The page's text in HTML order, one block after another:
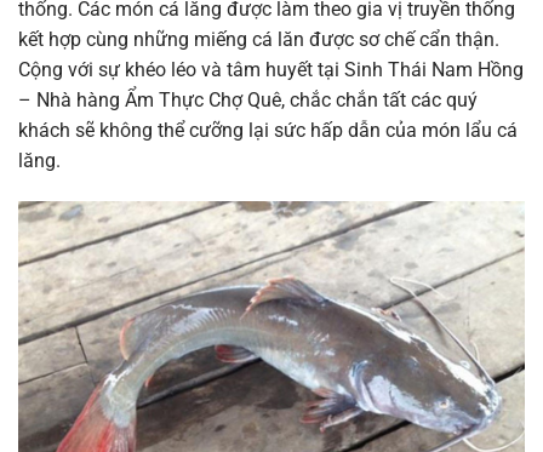
thống. Các món cá lăng được làm theo gia vị truyền thống
kết hợp cùng những miếng cá lăn được sơ chế cẩn thận.
Cộng với sự khéo léo và tâm huyết tại Sinh Thái Nam Hồng
– Nhà hàng Ẩm Thực Chợ Quê, chắc chắn tất các quý
khách sẽ không thể cưỡng lại sức hấp dẫn của món lẩu cá
lăng.